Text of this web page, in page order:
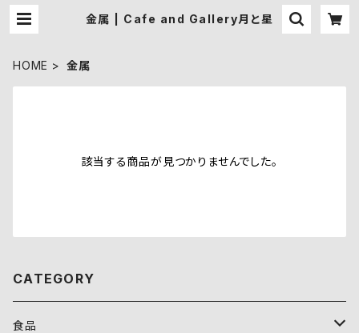
金属 | Cafe and Gallery月と星
HOME 金属
該当する商品が見つかりませんでした。
CATEGORY
食品